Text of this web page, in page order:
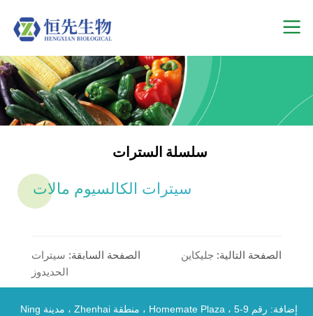
سلسلة السترات
سيترات الكالسيوم مالات
الصفحة السابقة: سيترات
الحديدوز
الصفحة التالية: جليكاين
إضافة: رقم 9-5 ، Homemate Plaza ، منطقة Zhenhai ، مدينة Ning